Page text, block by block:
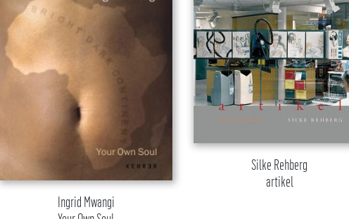
Ingrid Mwangi
Silke Rehberg
artikel